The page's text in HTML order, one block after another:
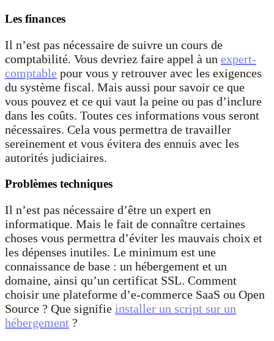
Les finances
Il n’est pas nécessaire de suivre un cours de
comptabilité. Vous devriez faire appel à un expert-
comptable pour vous y retrouver avec les exigences
du système fiscal. Mais aussi pour savoir ce que
vous pouvez et ce qui vaut la peine ou pas d’inclure
dans les coûts. Toutes ces informations vous seront
nécessaires. Cela vous permettra de travailler
sereinement et vous évitera des ennuis avec les
autorités judiciaires.
Problèmes techniques
Il n’est pas nécessaire d’être un expert en
informatique. Mais le fait de connaître certaines
choses vous permettra d’éviter les mauvais choix et
les dépenses inutiles. Le minimum est une
connaissance de base : un hébergement et un
domaine, ainsi qu’un certificat SSL. Comment
choisir une plateforme d’e-commerce SaaS ou Open
Source ? Que signifie installer un script sur un
hébergement ?